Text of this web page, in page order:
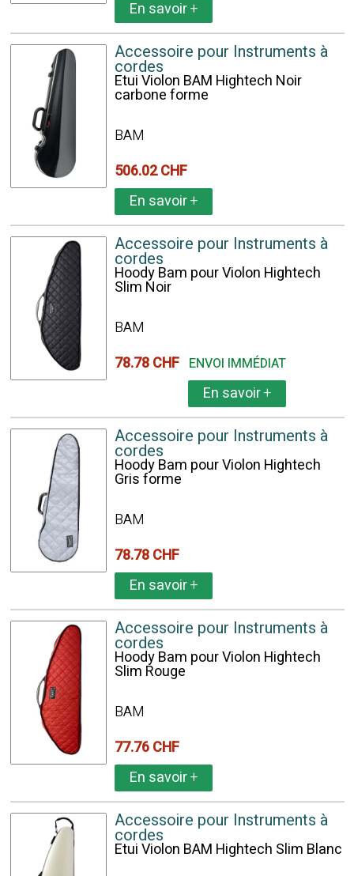
En savoir+
Accessoire pour Instruments à
cordes
Etui Violon BAM Hightech Noir
carbone forme
BAM
506.02 CHF
En savoir+
Accessoire pour Instruments à
cordes
Hoody Bam pour Violon Hightech
Slim Noir
BAM
78.78 CHF ENVOI IMMÉDIAT
En savoir+
Accessoire pour Instruments à
cordes
Hoody Bam pour Violon Hightech
Gris forme
BAM
78.78 CHF
En savoir+
Accessoire pour Instruments à
cordes
Hoody Bam pour Violon Hightech
Slim Rouge
BAM
77.76 CHF
En savoir+
Accessoire pour Instruments à
cordes
Etui Violon BAM Hightech Slim Blanc